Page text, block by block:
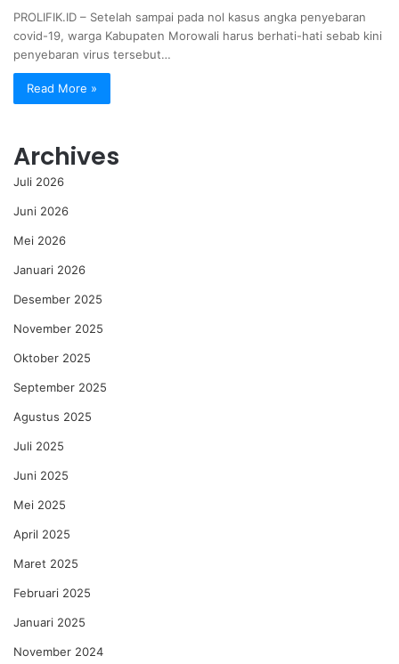
PROLIFIK.ID – Setelah sampai pada nol kasus angka penyebaran
covid-19, warga Kabupaten Morowali harus berhati-hati sebab kini
penyebaran virus tersebut…
Read More »
Archives
Juli 2026
Juni 2026
Mei 2026
Januari 2026
Desember 2025
November 2025
Oktober 2025
September 2025
Agustus 2025
Juli 2025
Juni 2025
Mei 2025
April 2025
Maret 2025
Februari 2025
Januari 2025
November 2024